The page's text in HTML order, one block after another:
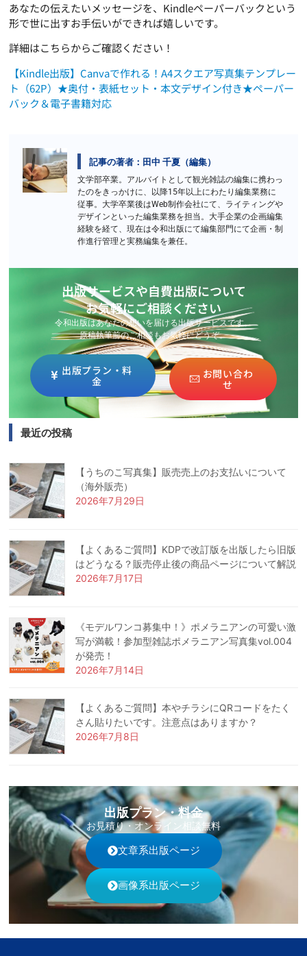
あなたの伝えたいメッセージを、Kindleペーパーバックという
形で世に出すお手伝いができれば嬉しいです。
詳細はこちらからご確認ください！
【Kindle出版】Canvaで作れる！A4スクエア写真集テンプレー
ト（62P）★奥付・表紙セット・本文デザイン付き★ペーパー
バック＆電子書籍対応
記事の著者：田中 千夏（編集）
文学部卒業。アルバイトとして観光雑誌の編集に携わっ
たのをきっかけに、以降15年以上にわたり編集業務に
従事。大学卒業後はWeb制作会社にて、ライティングや
デザインといった編集業務を担当。大手企業の企画編集
経験を経て、現在は令和出版にて編集部門にて企画・制
作進行管理と実務編集を兼任。
出版サービスや自費出版について
お気軽にご相談ください
令和出版はあなたの想いを届ける出版サービスです。
原稿執筆前のご相談もお気軽にどうぞ。
出版プラン・料
金
お問い合わ
せ
最近の投稿
【うちのこ写真集】販売売上のお支払いについて
（海外販売）
2026年7月29日
【よくあるご質問】KDPで改訂版を出版したら旧版
はどうなる？販売停止後の商品ページについて解説
2026年7月17日
《モデルワンコ募集中！》ポメラニアンの可愛い激
写が満載！参加型雑誌ポメラニアン写真集vol.004
が発売！
2026年7月14日
【よくあるご質問】本やチラシにQRコードをたく
さん貼りたいです。注意点はありますか？
2026年7月8日
出版プラン・料金
お見積り・オンライン相談無料
文章系出版ページ
画像系出版ページ